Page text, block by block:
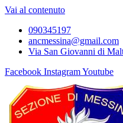
Vai al contenuto
090345197
ancmessina@gmail.com
Via San Giovanni di
Facebook InstagramYoutube